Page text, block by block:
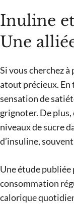
Inuline
Une
Si vous cherchez
atout précieux. En
sensation de
grignoter. De
niveaux de sucre
d’insuline,
Une étude publiée
consommation
calorique